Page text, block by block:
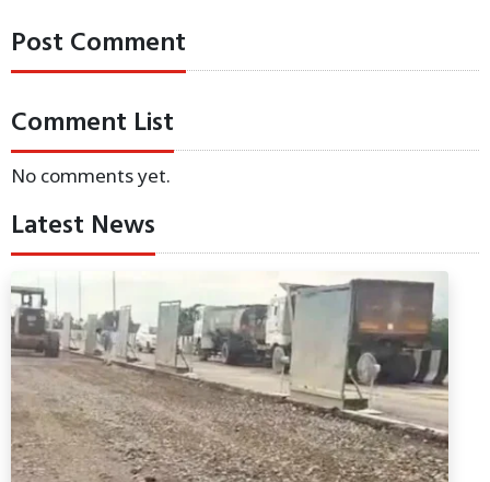
Post Comment
Comment List
No comments yet.
Latest News